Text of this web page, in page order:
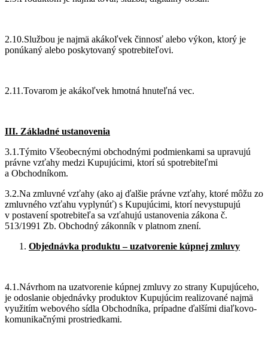
2.10.Službou je najmä akákoľvek činnosť alebo výkon, ktorý je
ponúkaný alebo poskytovaný spotrebiteľovi.
2.11.Tovarom je akákoľvek hmotná hnuteľná vec.
III. Základné ustanovenia
3.1.Týmito Všeobecnými obchodnými podmienkami sa upravujú
právne vzťahy medzi Kupujúcimi, ktorí sú spotrebiteľmi
a Obchodníkom.
3.2.Na zmluvné vzťahy (ako aj ďalšie právne vzťahy, ktoré môžu zo
zmluvného vzťahu vyplynúť) s Kupujúcimi, ktorí nevystupujú
v postavení spotrebiteľa sa vzťahujú ustanovenia zákona č.
513/1991 Zb. Obchodný zákonník v platnom znení.
Objednávka produktu – uzatvorenie kúpnej zmluvy
4.1.Návrhom na uzatvorenie kúpnej zmluvy zo strany Kupujúceho,
je odoslanie objednávky produktov Kupujúcim realizované najmä
využitím webového sídla Obchodníka, prípadne ďalšími diaľkovo-
komunikačnými prostriedkami.